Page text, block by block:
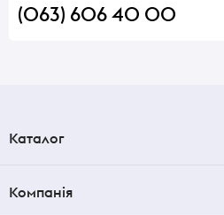
(063) 606 40 00
Каталог
Компанія